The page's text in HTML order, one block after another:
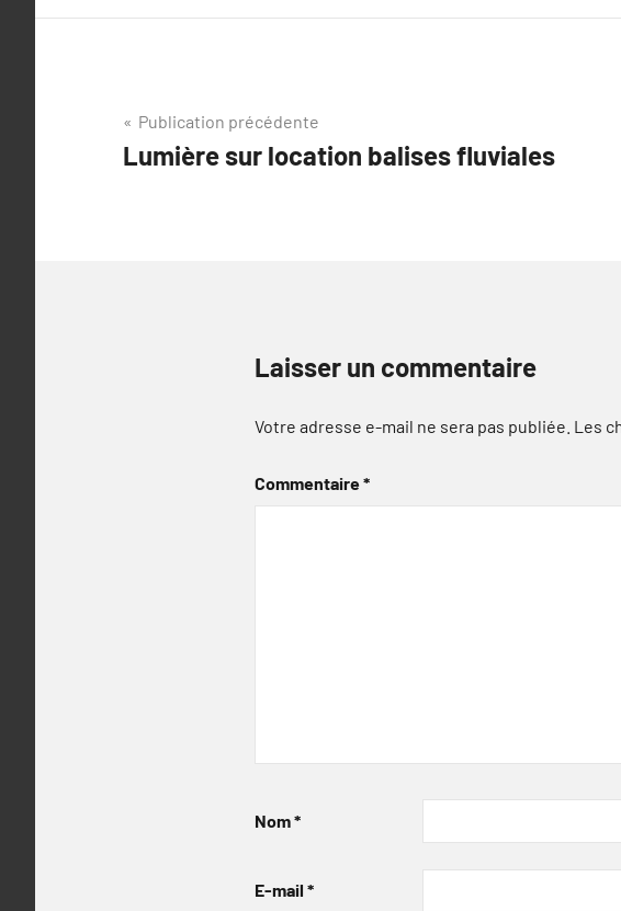
Navigation
de
Publication précédente
Lumière sur location balises fluviales
Laisser un commentaire
Votre adresse e-mail ne sera pas publiée. Les
Commentaire*
Nom*
E-mail *